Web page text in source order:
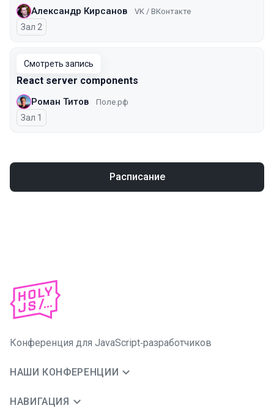
Александр Кирсанов VK / ВКонтакте
Зал 2
Смотреть запись
React server components
Роман Титов Поле.рф
Зал 1
Расписание
Конференция для JavaScript‑разработчиков
НАШИ КОНФЕРЕНЦИИ
НАВИГАЦИЯ